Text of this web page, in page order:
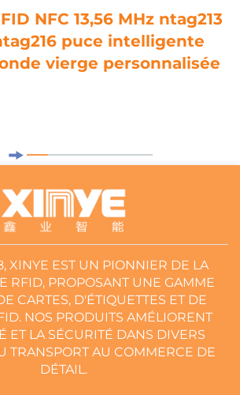
NFC 13,56 MHz ntag213
puce intelligente
vierge personnalisée
XINYE EST UN PIONNIER DE LA
RFID, PROPOSANT UNE GAMME
CARTES, D'ÉTIQUETTES ET DE
NOS PRODUITS AMÉLIORENT
ET LA SÉCURITÉ DANS DIVERS
TRANSPORT AU COMMERCE DE
DÉTAIL.